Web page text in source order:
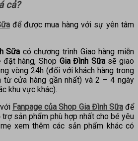
cả?
để được mua hàng với sự yên tâm
Sữa có chương trình Giao hàng miễn
đặt hàng, Shop Gia Đình Sữasẽ giao
vòng 24h (đối với khách hàng trong
từ cửa hàng gần nhất) và 2 – 4 ngày
khu vực khác).
Fanpage của Shop Gia Đình Sữađể
sản phẩm phù hợp nhất cho bé yêu
xem thêm các sản phẩm khác có